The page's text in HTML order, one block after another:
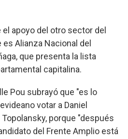
el apoyo del otro sector del
Alianza Nacional del
que presenta la lista
capitalina.
Pou subrayó que "es lo
votar a Daniel
porque "después
del Frente Amplio está